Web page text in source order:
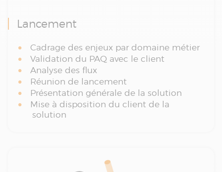
Lancement
Cadrage des enjeux par domaine métier
Validation du PAQ avec le client
Analyse des flux
Réunion de lancement
Présentation générale de la solution
Mise à disposition du client de la
solution